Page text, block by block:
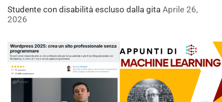
Studente con disabilità escluso dalla gita Aprile 26,
2026